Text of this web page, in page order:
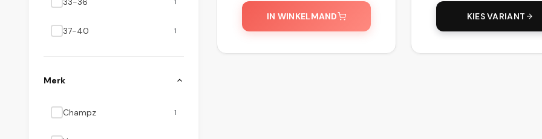
37-40 1
Merk
Champz 1
IN WINKELMAND KIES VARIANT